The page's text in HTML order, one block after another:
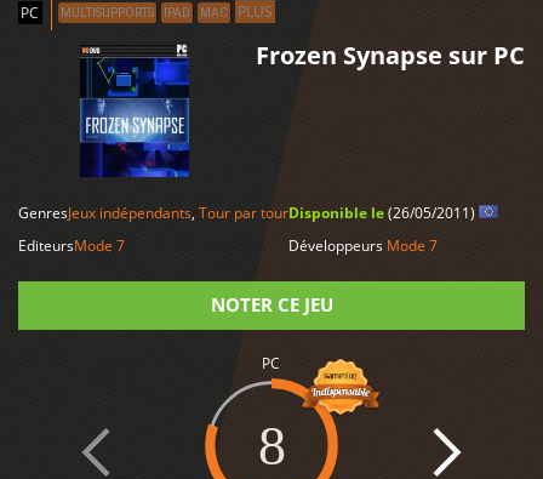
PC MULTISUPPORTS IPAD MAC PLUS
Frozen Synapse sur PC
GenresJeux indépendants, Tour par tour
EditeursMode 7
Disponible le(26/05/2011)
Développeurs Mode 7
NOTER CE JEU
PC
8